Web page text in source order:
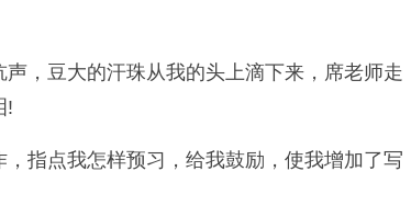
，豆大的汗珠从我的头上滴下来，席老师走
!
指点我怎样预习，给我鼓励，使我增加了写